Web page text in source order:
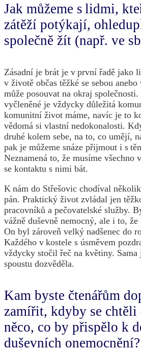
Jak můžeme s lidmi,
zátěží potýkají,
společně žít (např. ve
Zásadní je brát je v první řadě
v životě občas těžké se sebou
může posouvat na okraj
vyčleněné je vždycky důležitá
komunitní život máme, navíc je to
vědomá si vlastní nedokonalosti.
druhé kolem sebe, na to, co umějí,
pak je můžeme snáze přijmout i s
Neznamená to, že musíme všechno
se kontaktu s nimi bát.
K nám do Střešovic chodíval
pán. Praktický život zvládal jen
pracovníků a pečovatelské služby.
vážně duševně nemocný, ale i to,
On byl zároveň velký nadšenec do
Každého v kostele s úsměvem
vždycky stočil řeč na květiny. Sama
spoustu dozvěděla.
Kam byste čtenářům
zamířit, kdyby se chtěli
něco, co by přispělo k
duševních onemocnění?